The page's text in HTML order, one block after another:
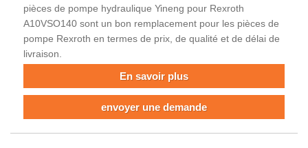
pièces de pompe hydraulique Yineng pour Rexroth
A10VSO140 sont un bon remplacement pour les pièces de
pompe Rexroth en termes de prix, de qualité et de délai de
livraison.
En savoir plus
envoyer une demande